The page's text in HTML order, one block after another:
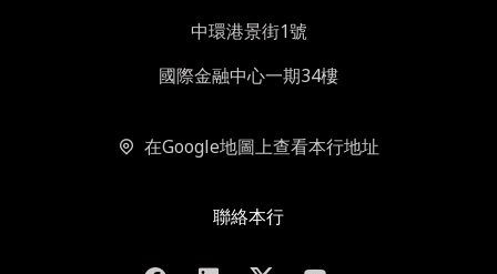
中環港景街1號
國際金融中心一期34樓
在Google地圖上查看本行地址
聯絡本行